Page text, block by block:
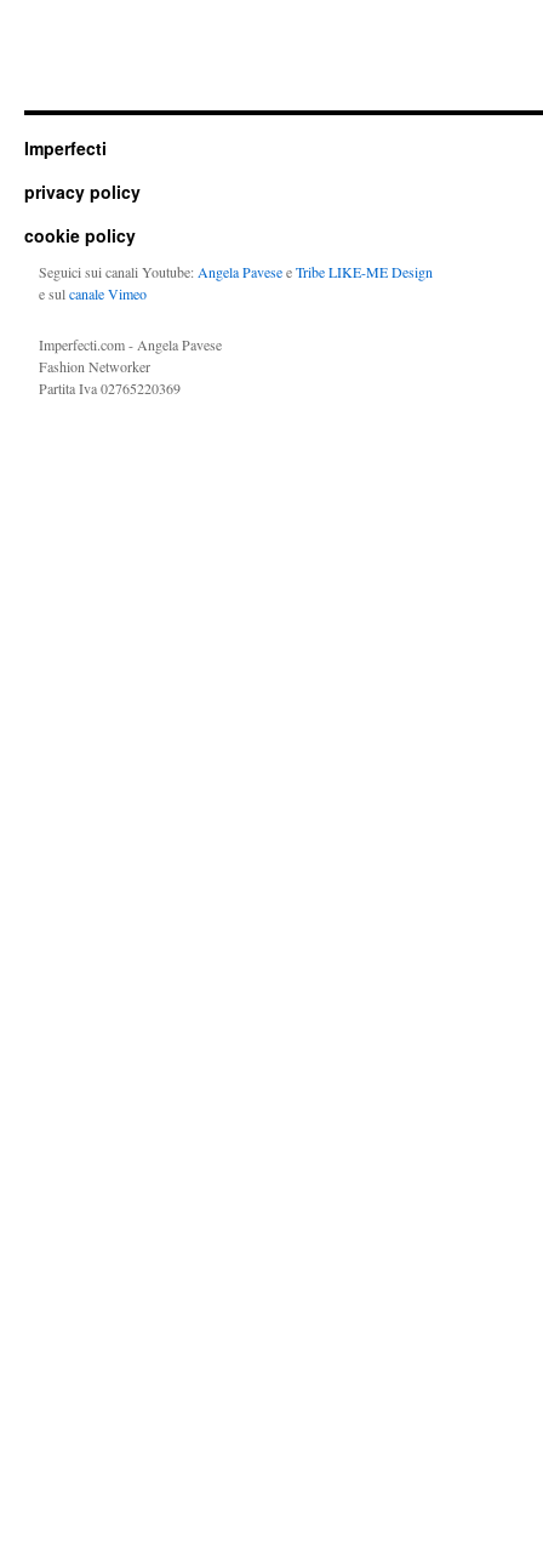
Imperfecti
privacy policy
cookie policy
Seguici sui canali Youtube: Angela PaveseeTribe LIKE-ME Design
e sulcanale Vimeo
Imperfecti.com - Angela Pavese
Fashion Networker
Partita Iva 02765220369